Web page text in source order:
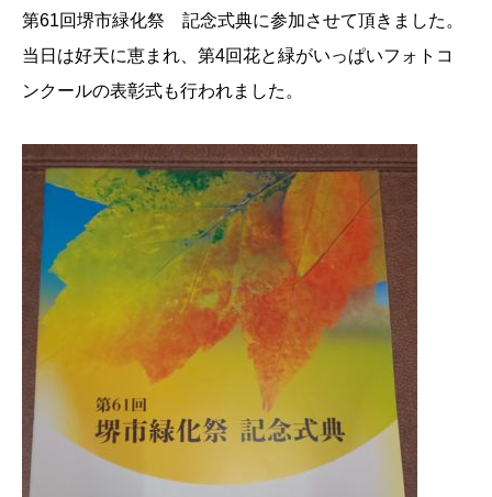
第61回堺市緑化祭 記念式典に参加させて頂きました。
当日は好天に恵まれ、第4回花と緑がいっぱいフォトコ
ンクールの表彰式も行われました。